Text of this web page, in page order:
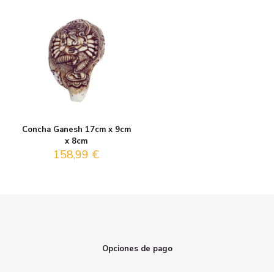
Concha Ganesh 17cm x 9cm
x 8cm
158,99 €
Opciones de pago